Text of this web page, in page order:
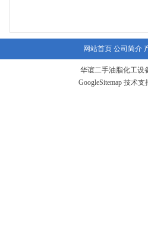
网站首页 公司简介
华谊二手油脂化工设
GoogleSitemap 技术支